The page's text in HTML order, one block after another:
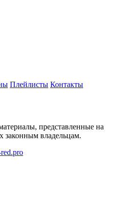
Плейлисты Контакты
представленные на
законным владельцам.